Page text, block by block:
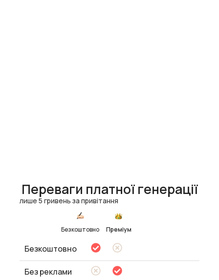
Переваги платної генерації
лише 5 гривень за привітання
Безкоштовно Преміум
Безкоштовно
Без реклами